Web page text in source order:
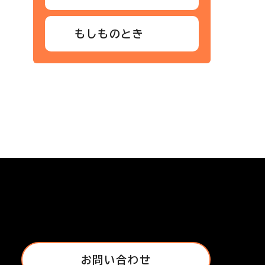
もしものとき
お問い合わせ